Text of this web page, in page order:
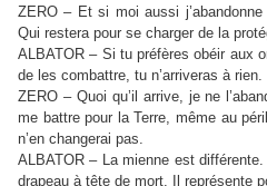
ZERO – Et si moi aussi
Qui restera pour se charger de la
ALBATOR – Si tu préfères obéir aux
de les combattre, tu n’arriveras à rien.
ZERO – Quoi qu’il arrive, je ne
me battre pour la Terre, même au
n’en changerai pas.
ALBATOR – La mienne est
drapeau à tête de mort. Il représente